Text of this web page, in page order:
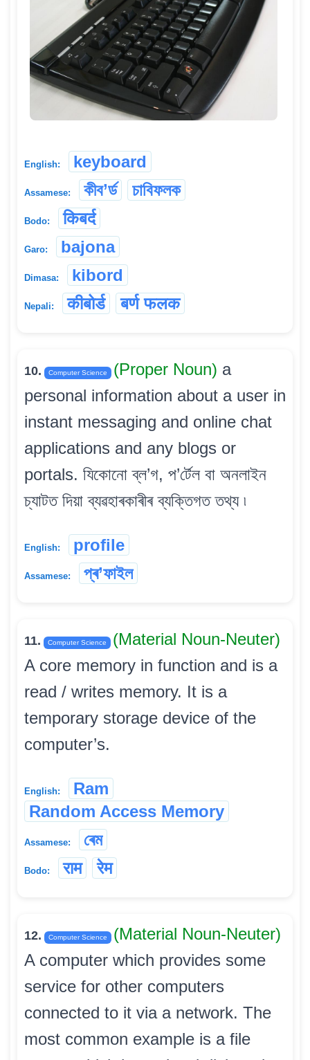
English: keyboard
Assamese: কীব’ৰ্ড চাবিফলক
Bodo: किबर्द
Garo: bajona
Dimasa: kibord
Nepali: कीबोर्ड बर्ण फलक
10. Computer Science (Proper Noun) a
personal information about a user in
instant messaging and online chat
applications and any blogs or
portals. যিকোনো ব্ল’গ, প’ৰ্টেল বা অনলাইন
চ্যাটত দিয়া ব্যৱহাৰকাৰীৰ ব্যক্তিগত তথ্য ৷
English: profile
Assamese: প্ৰ’ফাইল
11. Computer Science
(Material Noun-Neuter)
A core memory in function and is a
read / writes memory. It is a
temporary storage device of the
computer’s.
English:
Ram
Random Access Memory
Assamese: ৰেম
Bodo: राम रेम
12. Computer Science
(Material Noun-Neuter)
A computer which provides some
service for other computers
connected to it via a network. The
most common example is a file